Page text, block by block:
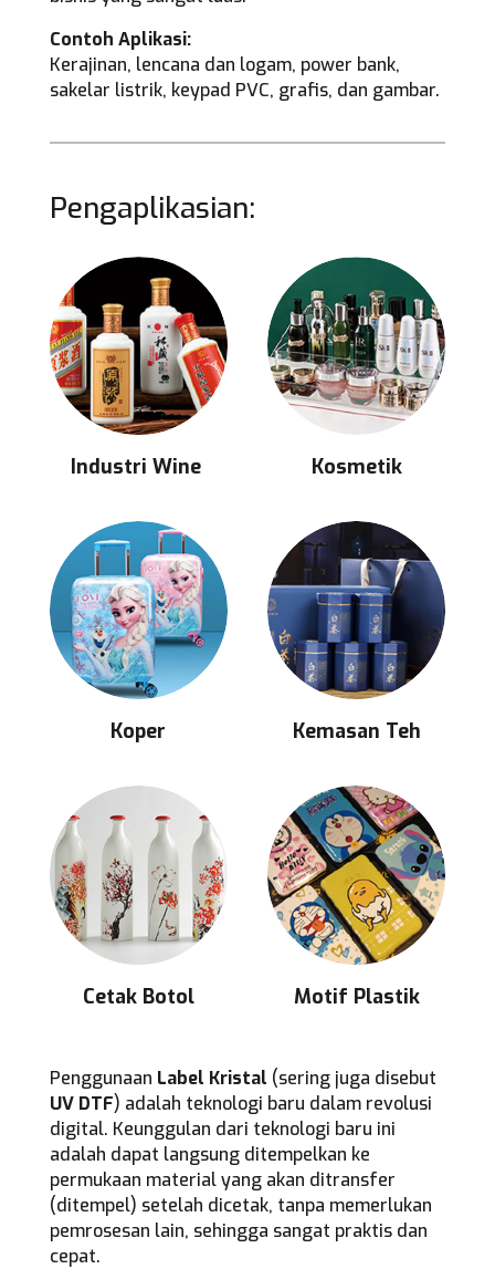
Contoh Aplikasi:
Kerajinan, lencana dan logam, power bank,
sakelar listrik, keypad PVC, grafis, dan gambar.
Pengaplikasian:
Industri Wine Kosmetik
Koper Kemasan Teh
Cetak Botol Motif Plastik
Penggunaan Label Kristal (sering juga disebut
UV DTF) adalah teknologi baru dalam revolusi
digital. Keunggulan dari teknologi baru ini
adalah dapat langsung ditempelkan ke
permukaan material yang akan ditransfer
(ditempel) setelah dicetak, tanpa memerlukan
pemrosesan lain, sehingga sangat praktis dan
cepat.